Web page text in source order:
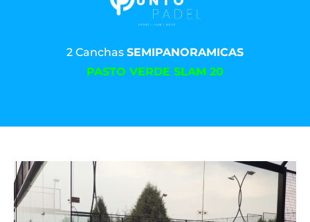
2 Canchas SEMIPANORAMICAS
PASTO VERDE SLAM 20